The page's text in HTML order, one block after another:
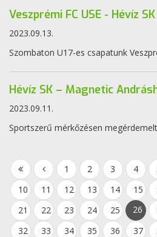
Veszprémi FC USE - Hévíz
2023.09.13.
Szombaton U17-es csapatunk
Hévíz SK – Magnetic
2023.09.11.
Sportszerű mérkőzésen
1 2 3 4
10
11 12 13 14 15
21
22 23 24 25 26
32
33 34 35 36 37